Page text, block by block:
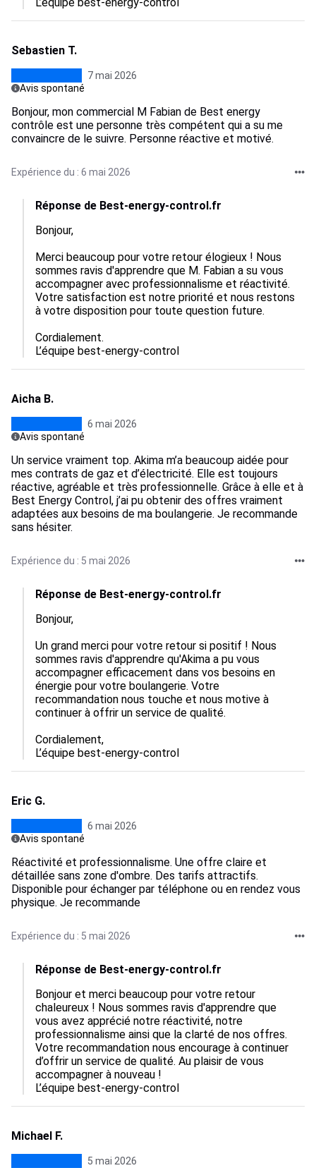
Sebastien T.
7 mai 2026
Avis spontané
Bonjour, mon commercial M Fabian de Best energy
contrôle est une personne très compétent qui a su me
convaincre de le suivre. Personne réactive et motivé.
Expérience du : 6 mai 2026
Réponse de Best-energy-control.fr
Bonjour,
Merci beaucoup pour votre retour élogieux ! Nous
sommes ravis d'apprendre que M. Fabian a su vous
accompagner avec professionnalisme et réactivité.
Votre satisfaction est notre priorité et nous restons
à votre disposition pour toute question future.
Cordialement.
L’équipe best-energy-control
Aicha B.
6 mai 2026
Avis spontané
Un service vraiment top. Akima m’a beaucoup aidée pour
mes contrats de gaz et d’électricité. Elle est toujours
réactive, agréable et très professionnelle. Grâce à elle et à
Best Energy Control, j’ai pu obtenir des offres vraiment
adaptées aux besoins de ma boulangerie. Je recommande
sans hésiter.
Expérience du : 5 mai 2026
Réponse de Best-energy-control.fr
Bonjour,
Un grand merci pour votre retour si positif ! Nous
sommes ravis d'apprendre qu'Akima a pu vous
accompagner efficacement dans vos besoins en
énergie pour votre boulangerie. Votre
recommandation nous touche et nous motive à
continuer à offrir un service de qualité.
Cordialement,
L’équipe best-energy-control
Eric G.
6 mai 2026
Avis spontané
Réactivité et professionnalisme. Une offre claire et
détaillée sans zone d'ombre. Des tarifs attractifs.
Disponible pour échanger par téléphone ou en rendez vous
physique. Je recommande
Expérience du : 5 mai 2026
Réponse de Best-energy-control.fr
Bonjour et merci beaucoup pour votre retour
chaleureux ! Nous sommes ravis d'apprendre que
vous avez apprécié notre réactivité, notre
professionnalisme ainsi que la clarté de nos offres.
Votre recommandation nous encourage à continuer
d’offrir un service de qualité. Au plaisir de vous
accompagner à nouveau !
L’équipe best-energy-control
Michael F.
5 mai 2026